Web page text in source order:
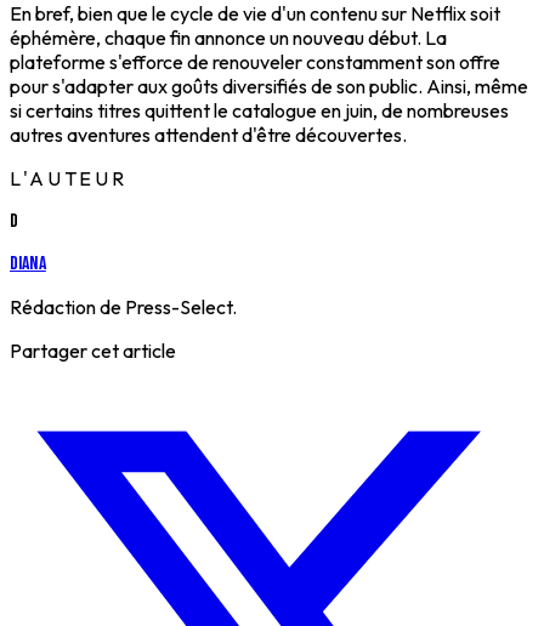
En bref, bien que le cycle de vie d'un contenu sur Netflix soit
éphémère, chaque fin annonce un nouveau début. La
plateforme s'efforce de renouveler constamment son offre
pour s'adapter aux goûts diversifiés de son public. Ainsi, même
si certains titres quittent le catalogue en juin, de nombreuses
autres aventures attendent d'être découvertes.
L'AUTEUR
D
Diana
Rédaction de Press-Select.
Partager cet article